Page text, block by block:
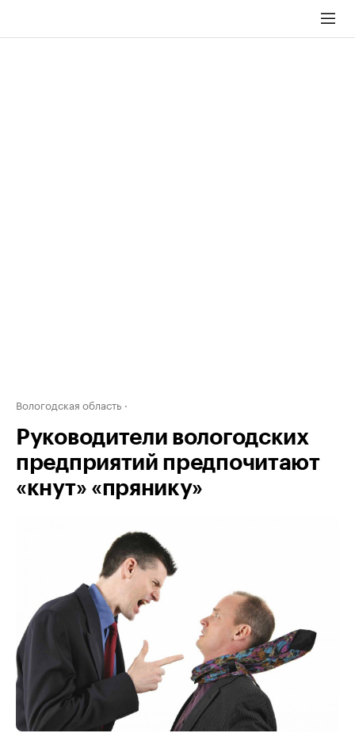
Вологодская область
Руководители вологодских
предприятий предпочитают
«кнут» «прянику»